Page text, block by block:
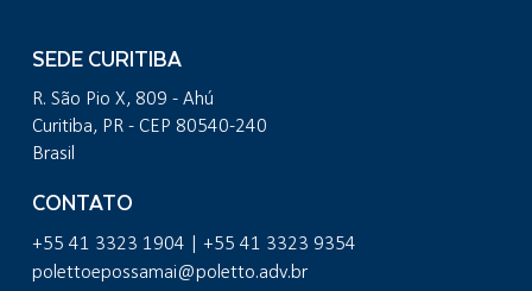
SEDE CURITIBA
R. São Pio X, 809 - Ahú
Curitiba, PR - CEP 80540-240
Brasil
CONTATO
+55 41 3323 1904 | +55 41 3323 9354
polettoepossamai@poletto.adv.br